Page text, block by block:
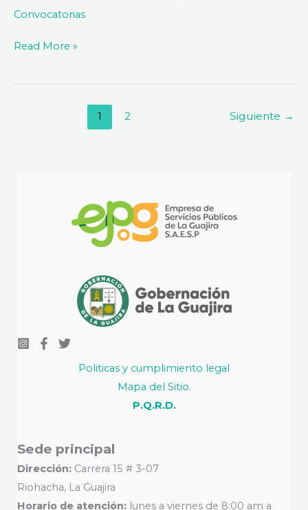
Convocatorias
Read More »
1 2 Siguiente →
Politicas y cumplimiento legal
Mapa del Sitio.
P.Q.R.D.
Sede principal
Dirección: Carrera 15 # 3-07
Riohacha, La Guajira
Horario de atención: lunes a viernes de 8:00 am a